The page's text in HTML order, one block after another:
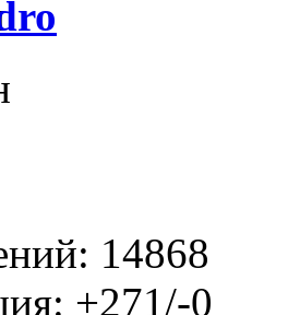
14868
+271/-0